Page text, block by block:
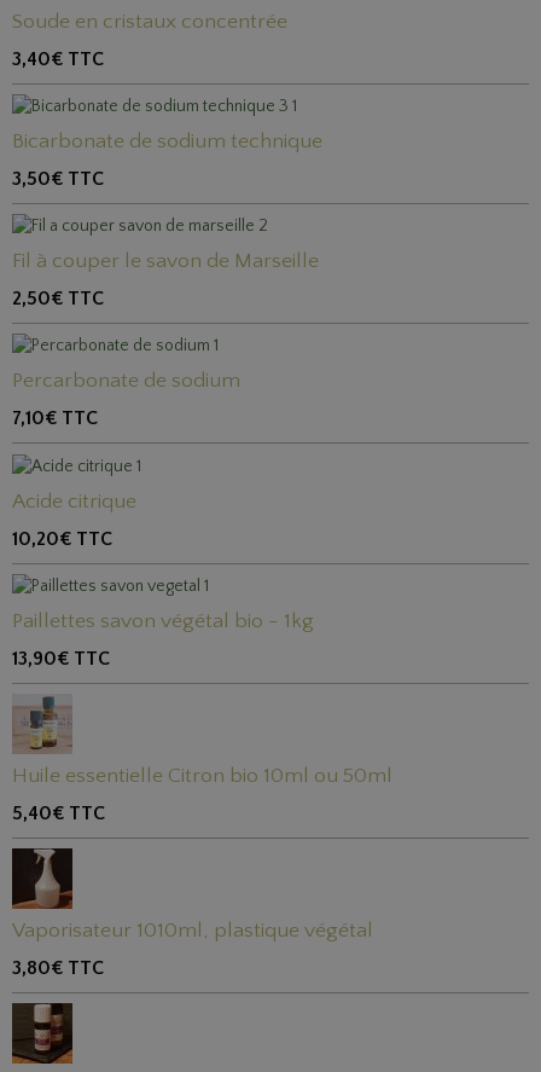
Soude en cristaux concentrée
3,40€ TTC
Bicarbonate de sodium technique
3,50€ TTC
Fil à couper le savon de Marseille
2,50€ TTC
Percarbonate de sodium
7,10€ TTC
Acide citrique
10,20€ TTC
Paillettes savon végétal bio - 1kg
13,90€ TTC
Huile essentielle Citron bio 10ml ou 50ml
5,40€ TTC
Vaporisateur 1010ml, plastique végétal
3,80€ TTC